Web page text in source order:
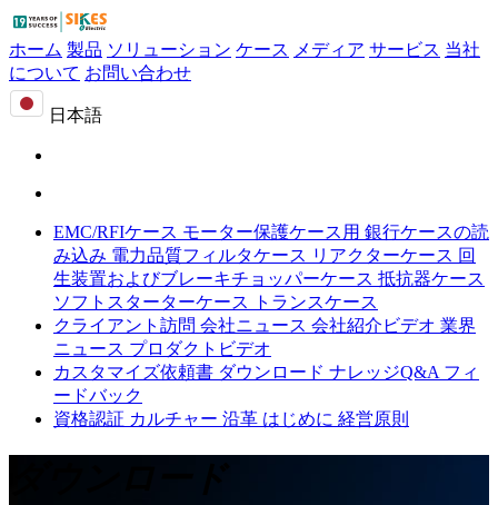
ホーム 製品 ソリューション ケース メディア サービス 当社
について お問い合わせ
日本語
EMC/RFIケース モーター保護ケース用 銀行ケースの読
み込み 電力品質フィルタケース リアクターケース 回
生装置およびブレーキチョッパーケース 抵抗器ケース
ソフトスターターケース
トランスケース
クライアント訪問 会社ニュース 会社紹介ビデオ 業界
ニュース プロダクトビデオ
カスタマイズ依頼書 ダウンロード ナレッジQ&A フィ
ードバック
資格認証 カルチャー 沿革 はじめに 経営原則